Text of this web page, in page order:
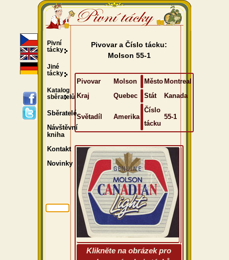
Pivovar a Číslo tácku:
Molson 55-1
Pivovar Molson Město Montreal
Kraj
Quebec Stát Kanada
Světadíl Amerika
Číslo
tácku
55-1
Klikněte na obrázek pro
Pivní
tácky
Jiné
tácky
Katalog
sběratelů
Sběratelé
Návštěvní
kniha
Kontakt
Novinky